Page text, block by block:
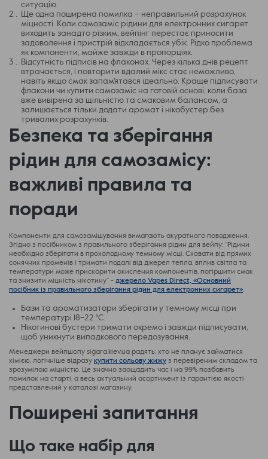
ситуацію.
Ще одна поширена помилка – неправильний розрахунок
міцності. Коли самозаміс рідини для електронних сигарет
виходить занадто різким, вейпінг перестає приносити
задоволення і пристрій відкладається убік. Рідко проблема
як компоненти, майже завжди в пропорціях.
Відсутність підписів на флаконах. Через кілька днів рецепт
втрачається, і повторити вдалий мікс стає неможливо,
навіть якщо смак запам'ятався ідеально. Краще підписувати
флакони чи купити самозаміс на готовій основі, коли база
вже вивірена за щільністю та смаковим балансом, а
залишається тільки додати аромат і нікобустер без
тривалих розрахунків.
Безпека та зберігання
рідин для самозамісу:
важливі правила та
поради
Компоненти для самозамішування вимагають акуратного поводження.
Згідно з посібником з правильного зберігання рідин для вейпу: “Рідини
необхідно зберігати в прохолодному темному місці. Сховати від прямих
сонячних променів і тримати подалі від джерел тепла, вплив світла та
температури може прискорити окислення компонентів, погіршити смак
та знизити міцність нікотину” - джерело Vapes Direct, «Основний
посібник із правильного зберігання рідин для електронних сигарет».
Бази та ароматизатори зберігати у темному місці при
температурі 18–22 °C.
Нікотинові бустери тримати окремо і завжди підписувати,
щоб уникнути випадкового передозування.
Менеджери вейпшопу sigara.kiev.ua радять: хто не планує займатися
хімією, логічніше відразу купити сольову жижу з перевіреним складом та
зрозумілою міцністю. Це значно заощадить час і на 99% позбавить
помилок на старті, а весь актуальний асортимент із гарантією якості
представлений у каталозі магазину.
Поширені запитання
Що таке набір для